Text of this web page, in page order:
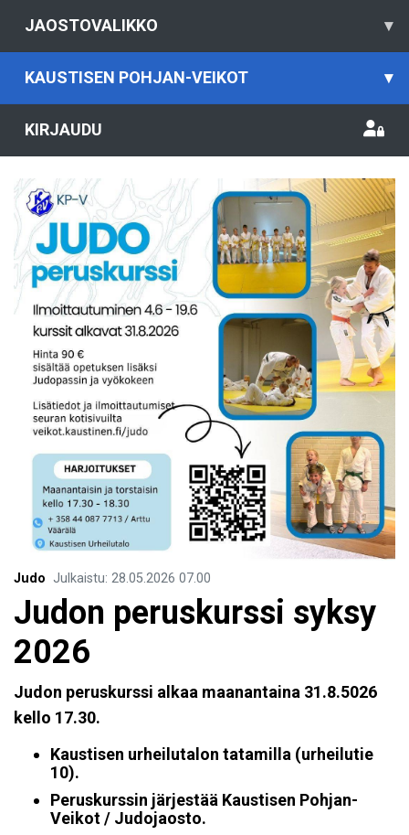
JAOSTOVALIKKO ▾
KAUSTISEN POHJAN-VEIKOT ▾
KIRJAUDU
Judo Julkaistu: 28.05.2026 07.00
Judon peruskurssi syksy
2026
Judon peruskurssi alkaa maanantaina 31.8.5026
kello 17.30.
Kaustisen urheilutalon tatamilla (urheilutie
10).
Peruskurssin järjestää Kaustisen Pohjan-
Veikot / Judojaosto.